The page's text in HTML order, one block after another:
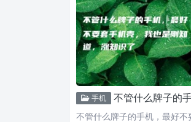
手机 不管什么牌子的手机，最好不要
不管什么牌子的手机，最好